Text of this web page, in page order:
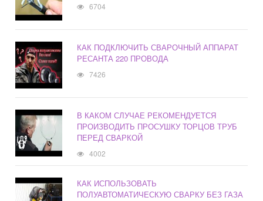
6704
КАК ПОДКЛЮЧИТЬ СВАРОЧНЫЙ АППАРАТ
РЕСАНТА 220 ПРОВОДА
7426
В КАКОМ СЛУЧАЕ РЕКОМЕНДУЕТСЯ
ПРОИЗВОДИТЬ ПРОСУШКУ ТОРЦОВ ТРУБ
ПЕРЕД СВАРКОЙ
4002
КАК ИСПОЛЬЗОВАТЬ
ПОЛУАВТОМАТИЧЕСКУЮ СВАРКУ БЕЗ ГАЗА